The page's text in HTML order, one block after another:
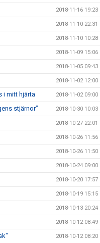
2018-11-16 19:23
2018-11-10 22:31
2018-11-10 10:28
2018-11-09 15:06
2018-11-05 09:43
2018-11-02 12:00
i mitt hjärta 2018-11-02 09:00
stjärnor” 2018-10-30 10:03
2018-10-27 22:01
2018-10-26 11:56
2018-10-26 11:50
2018-10-24 09:00
2018-10-20 17:57
2018-10-19 15:15
2018-10-13 20:24
2018-10-12 08:49
2018-10-12 08:20